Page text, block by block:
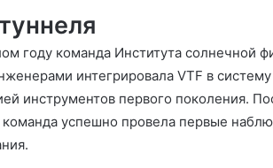
году команда Института солнечной
интегрировала VTF в
инструментов первого поколения.
команда успешно провела первые